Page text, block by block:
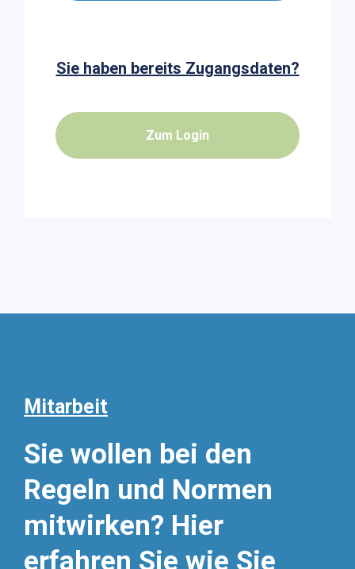
Sie haben bereits Zugangsdaten?
Zum Login
Mitarbeit
Sie wollen bei den
Regeln und Normen
mitwirken? Hier
erfahren Sie wie Sie